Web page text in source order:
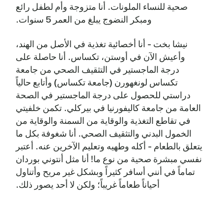
صحية للنساء الملونات. أنا متزوجة وأم لطفل رائع
ومبكر النضوج يبلغ من العمر 5 سنوات.
نيشا بخت - أنا أخصائية تغذية في الأصل من الهند،
وأعيش الآن في أوستن، تكساس. أنا حاصلة على
درجة الماجستير في التثقيف الصحي من جامعة
تكساس لونغهورن (جامعة تكساس) وأتابع حالياً
دراستي للحصول على درجة الماجستير في الصحة
العامة من جامعة كاليفورنيا في بيركلي. تكمن خلفيتي
في تقاطع التغذية والوقاية من السمنة والوقاية من
الخمول البدني والتثقيف الصحي. أنا شغوفة بكل ما
يتعلق بالطعام - أكله وطهيه وتعليم الآخرين عنه. أعتبر
نفسي مبشرة صحية من نوع ما! أنا مثل أنتوني بوردان
تماماً في أنني أسافر كثيراً وبشكل غير مريح وأتناول
أحياناً طعاماً غريباً؛ ولكن لا أحد يصور ذلك.